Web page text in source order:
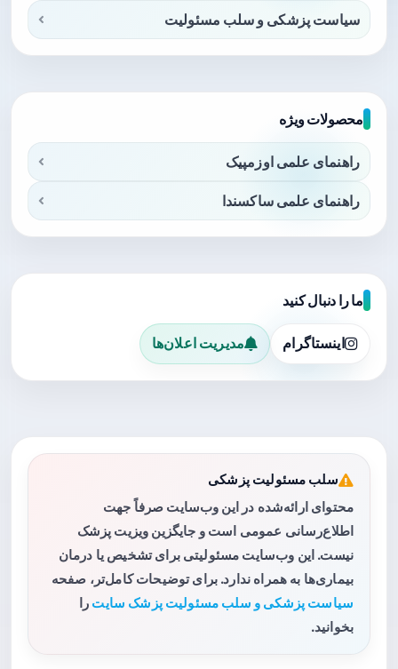
سیاست پزشکی و سلب مسئولیت
محصولات ویژه
راهنمای علمی اوزمپیک
راهنمای علمی ساکسندا
ما را دنبال کنید
اینستاگرام مدیریت اعلان‌ها
سلب مسئولیت پزشکی
محتوای ارائه‌شده در این وب‌سایت صرفاً جهت
اطلاع‌رسانی عمومی است و جایگزین ویزیت پزشک
نیست. این وب‌سایت مسئولیتی برای تشخیص یا درمان
بیماری‌ها به همراه ندارد. برای توضیحات کامل‌تر، صفحه
سیاست پزشکی و سلب مسئولیت پزشک سایت را
بخوانید.